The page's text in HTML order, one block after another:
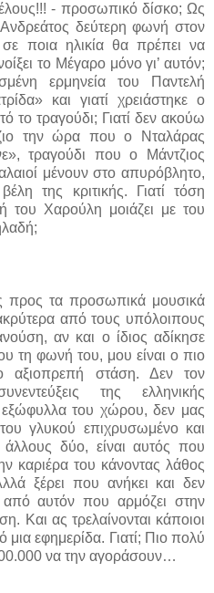
- προσωπικό δίσκο; Ως
δεύτερη φωνή στον
ποια ηλικία θα πρέπει να
το Μέγαρο μόνο γι’ αυτόν;
ερμηνεία του Παντελή
και γιατί χρειάστηκε ο
το τραγούδι; Γιατί δεν ακούω
την ώρα που ο Νταλάρας
τραγούδι που ο Μάντζιος
μένουν στο απυρόβλητο,
της κριτικής. Γιατί τόση
του Χαρούλη μοιάζει με του
προς τα προσωπικά μουσικά
από τους υπόλοιπους
αν και ο ίδιος αδίκησε
τη φωνή του, μου είναι ο πιο
αξιοπρεπή στάση. Δεν τον
της ελληνικής
του χώρου, δεν μας
γλυκού επιχρυσωμένο και
δύο, είναι αυτός που
καριέρα του κάνοντας λάθος
ξέρει που ανήκει και δεν
από αυτόν που αρμόζει στην
Και ας τρελαίνονται κάποιοι
μια εφημερίδα. Γιατί; Πιο πολύ
να την αγοράσουν…